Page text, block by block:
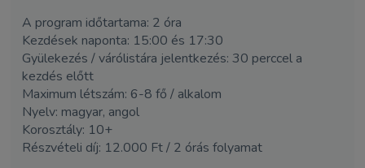
A program időtartama: 2 óra
Kezdések naponta: 15:00 és 17:30
Gyülekezés / várólistára jelentkezés: 30 perccel a
kezdés előtt
Maximum létszám: 6-8 fő / alkalom
Nyelv: magyar, angol
Korosztály: 10+
Részvételi díj: 12.000 Ft / 2 órás folyamat